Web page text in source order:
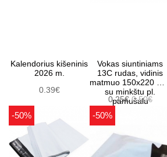
Kalendorius kišeninis
2026 m.
0.39€
Vokas siuntiniams
13C rudas, vidinis
matmuo 150x220 mm
su minkštu pl.
pamušalu
0.25€0.50€
-50% -50%